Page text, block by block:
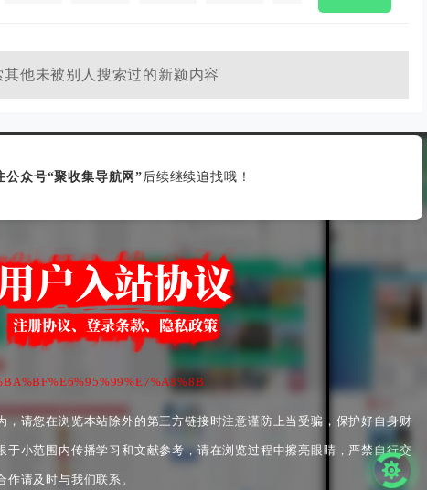
他未被别人搜索过的新颖内容
公众号“聚收集导航网” 后续继续追找哦！
请您在浏览本站除外的第三方链接时注意谨防上当受骗，保护好自身财
小范围内传播学习和文献参考，请在浏览过程中擦亮眼睛，严禁自行交
请及时与我们联系。